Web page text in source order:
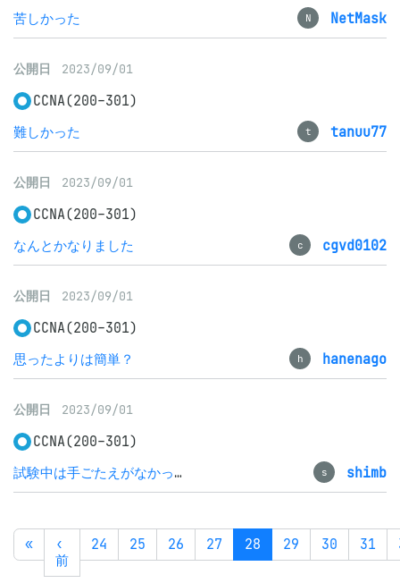
苦しかった
N NetMask
公開日 2023/09/01
CCNA(200-301)
難しかった
t tanuu77
公開日 2023/09/01
CCNA(200-301)
なんとかなりました
c cgvd0102
公開日 2023/09/01
CCNA(200-301)
思ったよりは簡単？
h hanenago
公開日 2023/09/01
CCNA(200-301)
試験中は手ごたえがなかったが合格
s shimb
«
‹
前
24 25 26 27 28 29 30 31